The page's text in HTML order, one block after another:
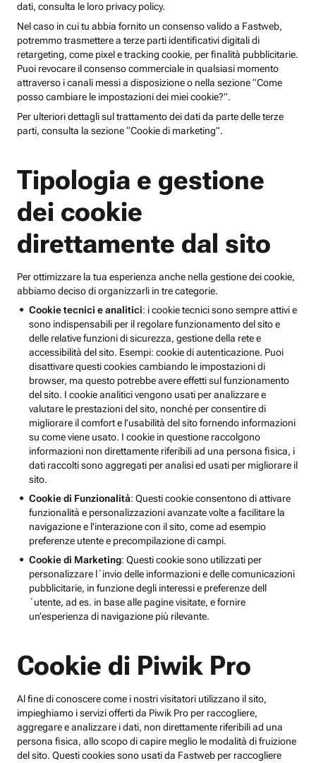
dati, consulta le loro privacy policy.
Nel caso in cui tu abbia fornito un consenso valido a Fastweb,
potremmo trasmettere a terze parti identificativi digitali di
retargeting, come pixel e tracking cookie, per finalità pubblicitarie.
Puoi revocare il consenso commerciale in qualsiasi momento
attraverso i canali messi a disposizione o nella sezione “Come
posso cambiare le impostazioni dei miei cookie?”.
Per ulteriori dettagli sul trattamento dei dati da parte delle terze
parti, consulta la sezione “Cookie di marketing”.
Tipologia e gestione
dei cookie
direttamente dal sito
Per ottimizzare la tua esperienza anche nella gestione dei cookie,
abbiamo deciso di organizzarli in tre categorie.
Cookie tecnici e analitici: i cookie tecnici sono sempre attivi e
sono indispensabili per il regolare funzionamento del sito e
delle relative funzioni di sicurezza, gestione della rete e
accessibilità del sito. Esempi: cookie di autenticazione. Puoi
disattivare questi cookies cambiando le impostazioni di
browser, ma questo potrebbe avere effetti sul funzionamento
del sito. I cookie analitici vengono usati per analizzare e
valutare le prestazioni del sito, nonché per consentire di
migliorare il comfort e l’usabilità del sito fornendo informazioni
su come viene usato. I cookie in questione raccolgono
informazioni non direttamente riferibili ad una persona fisica, i
dati raccolti sono aggregati per analisi ed usati per migliorare il
sito.
Cookie di Funzionalità: Questi cookie consentono di attivare
funzionalità e personalizzazioni avanzate volte a facilitare la
navigazione e l'interazione con il sito, come ad esempio
preferenze utente e precompilazione di campi.
Cookie di Marketing: Questi cookie sono utilizzati per
personalizzare l´invio delle informazioni e delle comunicazioni
pubblicitarie, in funzione degli interessi e preferenze dell
´utente, ad es. in base alle pagine visitate, e fornire
un’esperienza di navigazione più rilevante.
Cookie di Piwik Pro
Al fine di conoscere come i nostri visitatori utilizzano il sito,
impieghiamo i servizi offerti da Piwik Pro per raccogliere,
aggregare e analizzare i dati, non direttamente riferibili ad una
persona fisica, allo scopo di capire meglio le modalità di fruizione
del sito. Questi cookies sono usati da Fastweb per raccogliere